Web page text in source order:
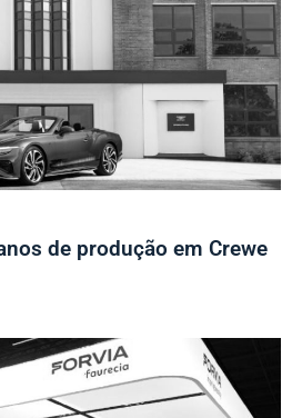
de produção em Crewe